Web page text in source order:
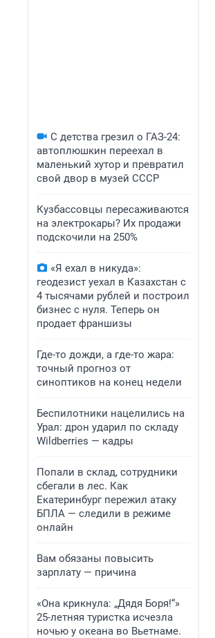
С детства грезил о ГАЗ-24:
автоплюшкин переехал в
маленький хутор и превратил
свой двор в музей СССР
Кузбассовцы пересаживаются
на электрокары? Их продажи
подскочили на 250%
«Я ехал в никуда»:
геодезист уехал в Казахстан с
4 тысячами рублей и построил
бизнес с нуля. Теперь он
продает франшизы
Где-то дожди, а где-то жара:
точный прогноз от
синоптиков на конец недели
Беспилотники нацелились на
Урал: дрон ударил по складу
Wildberries — кадры
Попали в склад, сотрудники
сбегали в лес. Как
Екатеринбург пережил атаку
БПЛА — следили в режиме
онлайн
Вам обязаны повысить
зарплату — причина
«Она крикнула: „Дядя Боря!“»
25-летняя туристка исчезла
ночью у океана во Вьетнаме.